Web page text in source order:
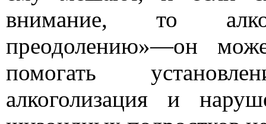
внимание, то
преодолению»—он
помогать
алкоголизация и